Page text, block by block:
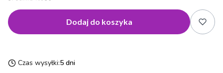
Dodaj do koszyka
Czas wysyłki:5 dni